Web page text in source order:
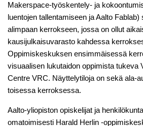
Makerspace-työskentely- ja
luentojen tallentamiseen ja Aalto
alimpaan kerrokseen, jossa on ollut
kausijulkaisuvarasto kahdessa
Oppimiskeskuksen ensimmäisessä
visuaalisen lukutaidon oppimista tukeva
Centre VRC. Näyttelytiloja on sekä ala-
toisessa kerroksessa.
Aalto-yliopiston opiskelijat ja
omatoimisesti Harald Herlin -